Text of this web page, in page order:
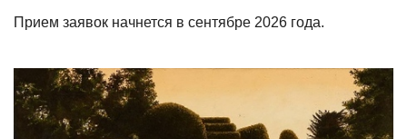
Прием заявок начнется в сентябре 2026 года.